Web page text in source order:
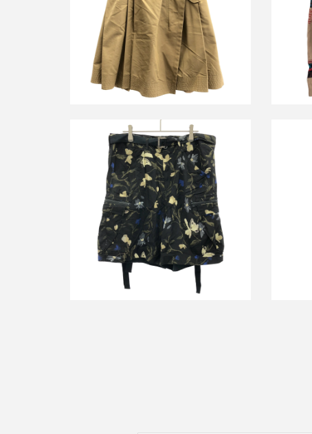
買取金額7,000円
詳しく見る
サカイ 24SS Floral Print Shorts フラワ
ープリント ショートパンツ
買取金額10,800円
詳しく見る
サカ
スリ